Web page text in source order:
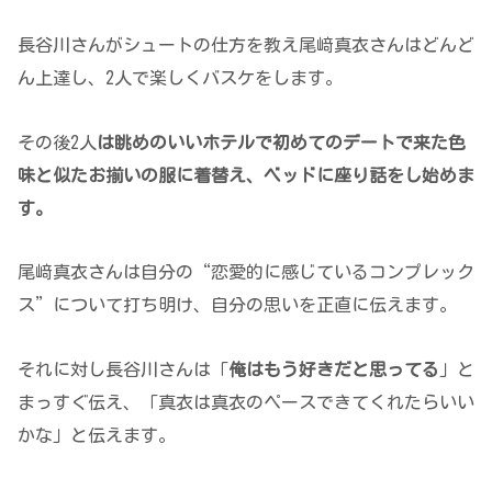
長谷川さんがシュートの仕方を教え尾﨑真衣さんはどんど
ん上達し、2人で楽しくバスケをします。
その後2人 は眺めのいいホテルで初めてのデートで来た色
味と似たお揃いの服に着替え、ベッドに座り話をし始めま
す。
尾﨑真衣さんは自分の“恋愛的に感じているコンプレック
ス”について打ち明け、自分の思いを正直に伝えます。
それに対し長谷川さんは「 俺はもう好きだと思ってる 」と
まっすぐ伝え、「真衣は真衣のペースできてくれたらいい
かな」と伝えます。